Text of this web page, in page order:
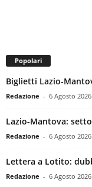
Popolari
Biglietti Lazio-
Redazione - 6 Agosto 2026
Lazio-Mantova:
Redazione - 6 Agosto 2026
Lettera a Lotito:
Redazione - 6 Agosto 2026